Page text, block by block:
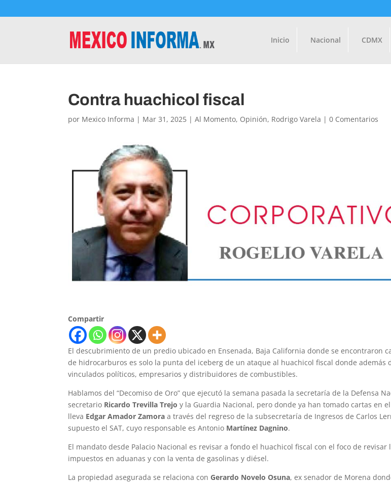
Inicio Nacional CDMX
Contra huachicol fiscal
por Mexico Informa | Mar 31, 2025 |Al Momento, Opinión, Rodrigo Varela |0 Comentarios
Compartir
El descubrimiento de un predio ubicado en Ensenada, Baja California donde se encontraron
de hidrocarburos es solo la punta del iceberg de un ataque al huachicol fiscal donde además
vinculados políticos, empresarios y distribuidores de combustibles.
Hablamos del “Decomiso de Oro” que ejecutó la semana pasada la secretaría de la Defensa
secretario Ricardo Trevilla Trejo y la Guardia Nacional, pero donde ya han tomado cartas en
lleva Edgar Amador Zamoraa través del regreso de la subsecretaría de Ingresos de Carlos
supuesto el SAT, cuyo responsable es Antonio Martínez Dagnino.
El mandato desde Palacio Nacional es revisar a fondo el huachicol fiscal con el foco de revisar
impuestos en aduanas y con la venta de gasolinas y diésel.
La propiedad asegurada se relaciona con Gerardo Novelo Osuna, ex senador de Morena